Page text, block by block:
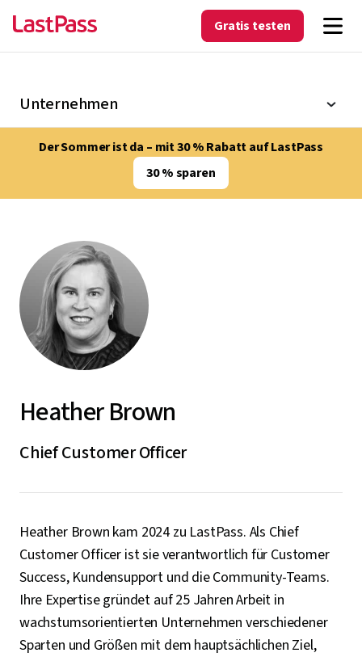
Gratis testen
Unternehmen
Der Sommer ist da – mit 30 % Rabatt auf LastPass
30 % sparen
Heather Brown
Chief Customer Officer
Heather Brown kam 2024 zu LastPass. Als Chief
Customer Officer ist sie verantwortlich für Customer
Success, Kundensupport und die Community-Teams.
Ihre Expertise gründet auf 25 Jahren Arbeit in
wachstumsorientierten Unternehmen verschiedener
Sparten und Größen mit dem hauptsächlichen Ziel,